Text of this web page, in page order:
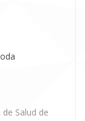
de Salud de